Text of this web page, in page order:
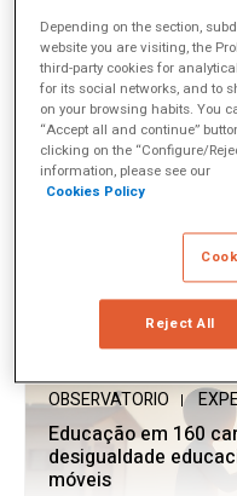
OBSERVATORIO
A IA vista pelos
nova linha divisória
OBSERVATORIO
Educação em 160
desigualdade
móveis
Depending on the section,
website you are visiting, the
third-party cookies for
for its social networks, and to
on your browsing habits. You
“Accept all and continue”
clicking on the “Configure/
information, please see our
Cookies Policy
Reject All